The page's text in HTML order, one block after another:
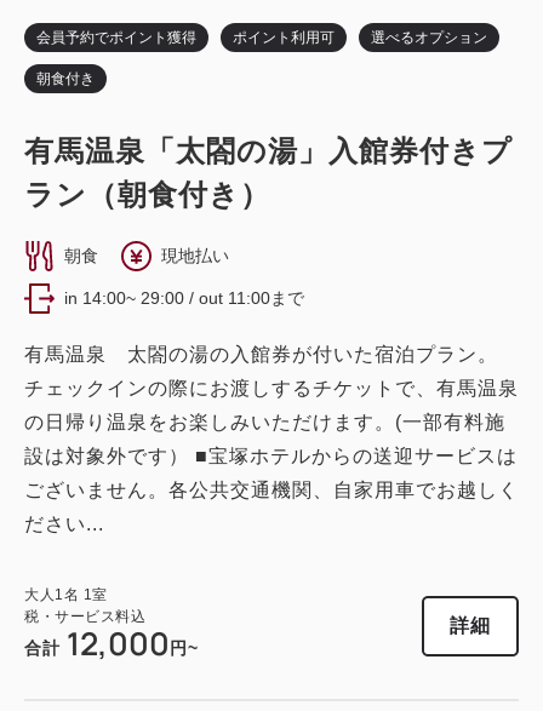
大人 1名
税・サービス料込
合計 23,400円~
デラックスツイン レビュールーム
獲得ポイント 561~
禁煙 34.30m
詳細 日付を選択
税・サービス料込
会員価格 10,400 円~
大人 1 名 1 室
税・サービス料込
ダブル〔 ベッド1台 〕
ダブル
獲得ポイント
クイーンサイズ×1 Wi-Fiあり（無料）
日付を選択
会員予約でポイント獲得 ポイント利用可 選べるオプション
朝食付き
有馬温泉「太閤の湯」入館券付きプ
ラン（朝食付き）
朝食 現地払い
in 14:00~ 29:00 / out 11:00まで
有馬温泉 太閤の湯の入館券が付いた宿泊プラン。
チェックインの際にお渡しするチケットで、有馬温泉
の日帰り温泉をお楽しみいただけます。(一部有料施
設は対象外です） ■宝塚ホテルからの送迎サービスは
ございません。各公共交通機関、自家用車でお越しく
ださい...
大人 1 名 1 室
税・サービス料込
合計 12,000円~
詳細